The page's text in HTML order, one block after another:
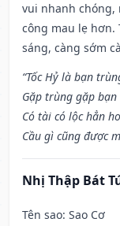
vui nhanh chóng,
công mau lẹ hơn.
sáng, càng sớm
“Tốc Hỷ là bạn
Gặp trùng gặp
Có tài có lộc hẳn
Cầu gì cũng được
Nhị Thập Bát
Tên sao: Sao Cơ